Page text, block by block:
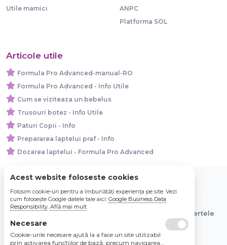
Utile mamici
ANPC
Platforma SOL
Articole utile
Formula Pro Advanced-manual-RO
Formula Pro Advanced - Info Utile
Cum se viziteaza un bebelus
Trusouri botez - Info Utile
Paturi Copii - Info
Prepararea laptelui praf - Info
Dozarea laptelui - Formula Pro Advanced
© 2026 Bebe Nou Online Store SRL
Toate preturile sunt exprimate in lei si includ tva. Ofertele
sunt valabile in limita stocului disponibil.
Acest website foloseste cookies
Folosim cookie-uri pentru a îmbunătăți experiența pe site. Vezi
cum folosește Google datele tale aici: Google Business Data
Responsibility. Află mai mult
Necesare
Cookie-urile necesare ajută la a face un site utilizabil
prin activarea funcţiilor de bază, precum navigarea